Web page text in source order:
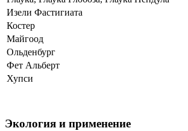
Изели Фастигиата
Костер
Майгоод
Ольденбург
Фет Альберт
Хупси
Экология и применение